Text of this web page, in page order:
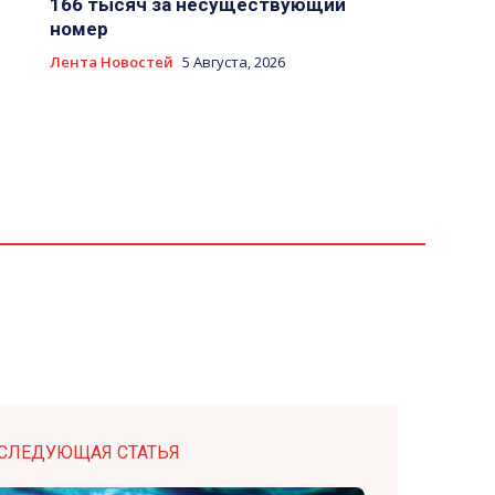
166 тысяч за несуществующий
номер
Лента Новостей 5 Августа, 2026
СТАТЬЯ